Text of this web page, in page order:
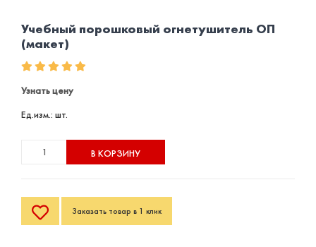
Учебный порошковый огнетушитель ОП
(макет)
Узнать цену
Ед.изм.: шт.
В КОРЗИНУ
Заказать товар в 1 клик